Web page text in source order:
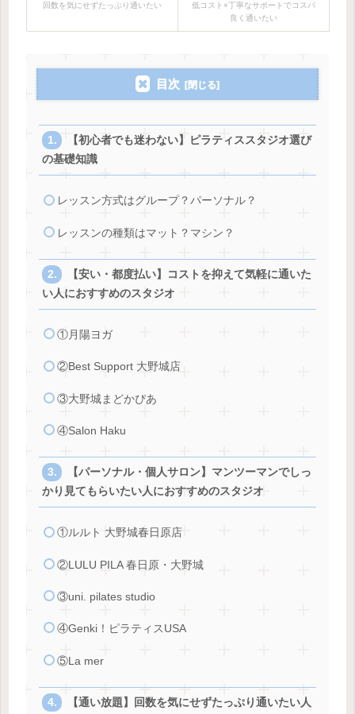
回数を気にせずたっぷり通いたい
低コスト×丁寧なサポートでコスパ
良く通いたい
目次
【初心者でも迷わない】ピラティススタジオ選び
の基礎知識
レッスン方式はグループ？パーソナル？
レッスンの種類はマット？マシン？
【安い・都度払い】コストを抑えて気軽に通いた
い人におすすめのスタジオ
①月陽ヨガ
②Best Support 大野城店
③大野城まどかぴあ
④Salon Haku
【パーソナル・個人サロン】マンツーマンでしっ
かり見てもらいたい人におすすめのスタジオ
①ルルト 大野城春日原店
②LULU PILA 春日原・大野城
③uni. pilates studio
④Genki！ピラティスUSA
⑤La mer
【通い放題】回数を気にせずたっぷり通いたい人